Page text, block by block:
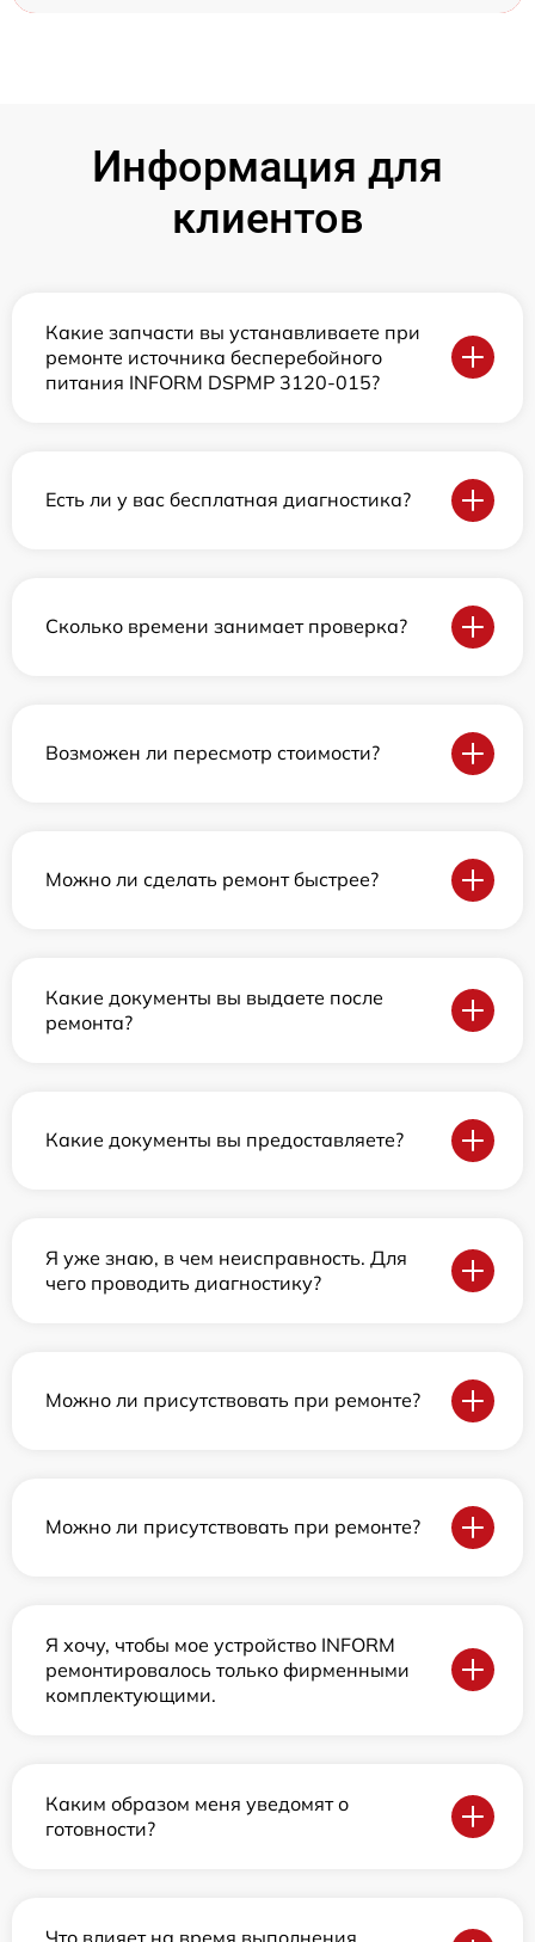
Информация для
клиентов
Какие запчасти вы устанавливаете при
ремонте источника бесперебойного
питания INFORM DSPMP 3120-015?
Есть ли у вас бесплатная диагностика?
Сколько времени занимает проверка?
Возможен ли пересмотр стоимости?
Можно ли сделать ремонт быстрее?
Какие документы вы выдаете после
ремонта?
Какие документы вы предоставляете?
Я уже знаю, в чем неисправность. Для
чего проводить диагностику?
Можно ли присутствовать при ремонте?
Можно ли присутствовать при ремонте?
Я хочу, чтобы мое устройство INFORM
ремонтировалось только фирменными
комплектующими.
Каким образом меня уведомят о
готовности?
Что влияет на время выполнения